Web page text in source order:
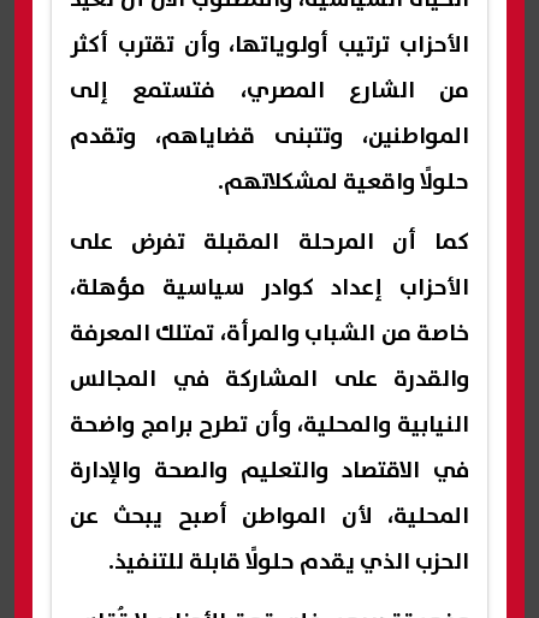
الأحزاب ترتيب أولوياتها، وأن تقترب أكثر
من الشارع المصري، فتستمع إلى
المواطنين، وتتبنى قضاياهم، وتقدم
حلولًا واقعية لمشكلاتهم.
كما أن المرحلة المقبلة تفرض على
الأحزاب إعداد كوادر سياسية مؤهلة،
خاصة من الشباب والمرأة، تمتلك المعرفة
والقدرة على المشاركة في المجالس
النيابية والمحلية، وأن تطرح برامج واضحة
في الاقتصاد والتعليم والصحة والإدارة
المحلية، لأن المواطن أصبح يبحث عن
الحزب الذي يقدم حلولًا قابلة للتنفيذ.